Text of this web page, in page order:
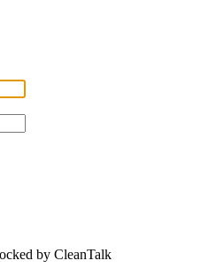
by CleanTalk